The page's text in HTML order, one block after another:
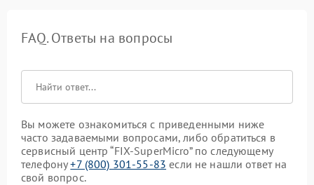
FAQ. Ответы на вопросы
Вы можете ознакомиться с приведенными ниже
часто задаваемыми вопросами, либо обратиться в
сервисный центр “FIX-SuperMicro” по следующему
телефону+7 (800) 301-55-83 если не нашли ответ на
свой вопрос.